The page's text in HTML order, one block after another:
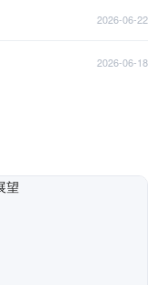
2026-06-22
2026-06-18